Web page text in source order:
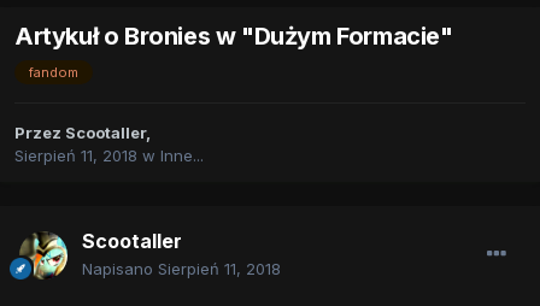
Artykuł o Bronies w "Dużym Formacie"
fandom
Przez Scootaller,
Sierpień 11, 2018 w Inne...
Scootaller
Napisano Sierpień 11, 2018